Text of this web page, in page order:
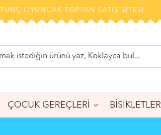
TUNÇ OYUNCAK TOPTAN SATIŞ SİTESİ
ÇOCUK GEREÇLERİ BİSİKLETLER